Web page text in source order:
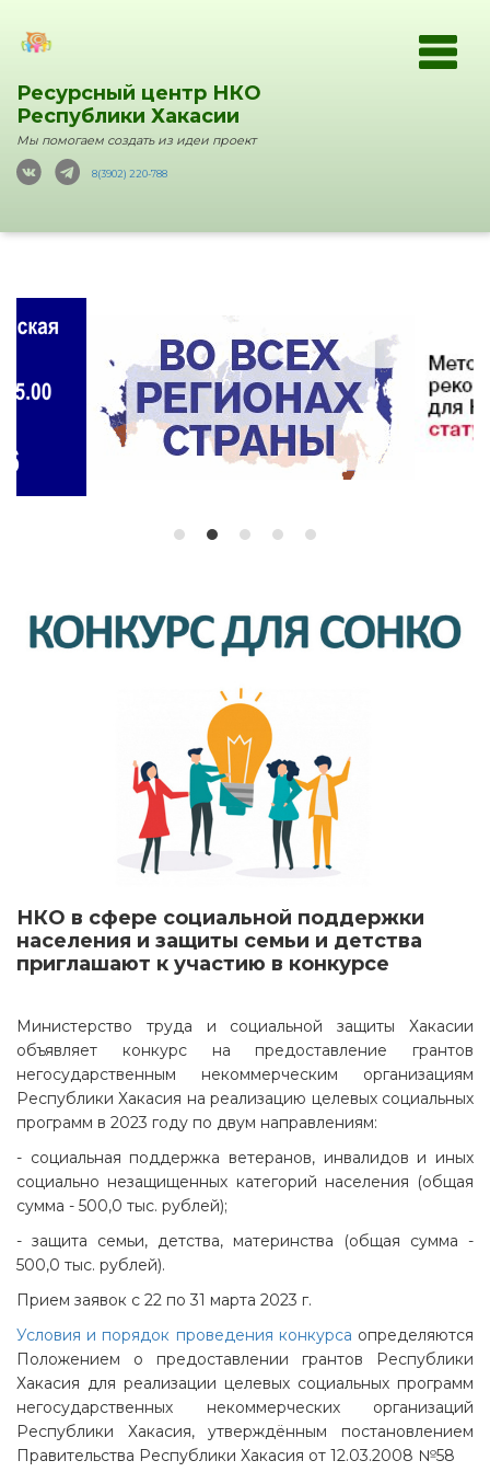
Ресурсный центр НКО
Республики Хакасии
Мы помогаем создать из идеи проект
8(3902) 220-788
НКО в сфере социальной поддержки
населения и защиты семьи и детства
приглашают к участию в конкурсе
Министерство труда и социальной защиты Хакасии
объявляет конкурс на предоставление грантов
негосударственным некоммерческим организациям
Республики Хакасия на реализацию целевых социальных
программ в 2023 году по двум направлениям:
- социальная поддержка ветеранов, инвалидов и иных
социально незащищенных категорий населения (общая
сумма - 500,0 тыс. рублей);
- защита семьи, детства, материнства (общая сумма -
500,0 тыс. рублей).
Прием заявок с 22 по 31 марта 2023 г.
Условия и порядок проведения конкурса определяются
Положением о предоставлении грантов Республики
Хакасия для реализации целевых социальных программ
негосударственных некоммерческих организаций
Республики Хакасия, утверждённым постановлением
Правительства Республики Хакасия от 12.03.2008 №58